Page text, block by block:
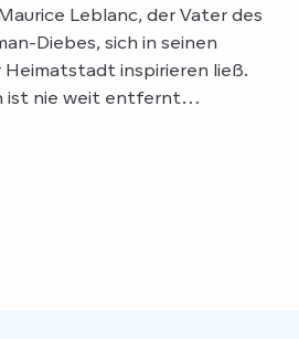
Leblanc, der Vater des
Diebes, sich in seinen
Heimatstadt inspirieren ließ.
ist nie weit entfernt…